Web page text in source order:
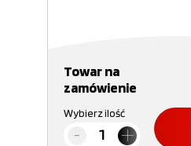
Towar na
zamówienie
Wybierz ilość